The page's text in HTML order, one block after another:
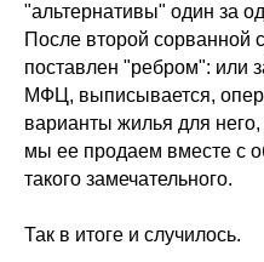
"альтернативы" один за
После второй сорванной
поставлен "ребром": или
МФЦ, выписывается,
варианты жилья для него,
мы ее продаем вместе с
такого замечательного.
Так в итоге и случилось.